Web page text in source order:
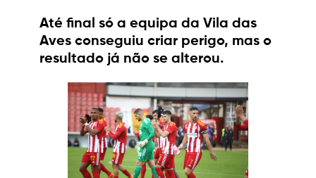
Até final só a equipa da Vila das
Aves conseguiu criar perigo, mas o
resultado já não se alterou.